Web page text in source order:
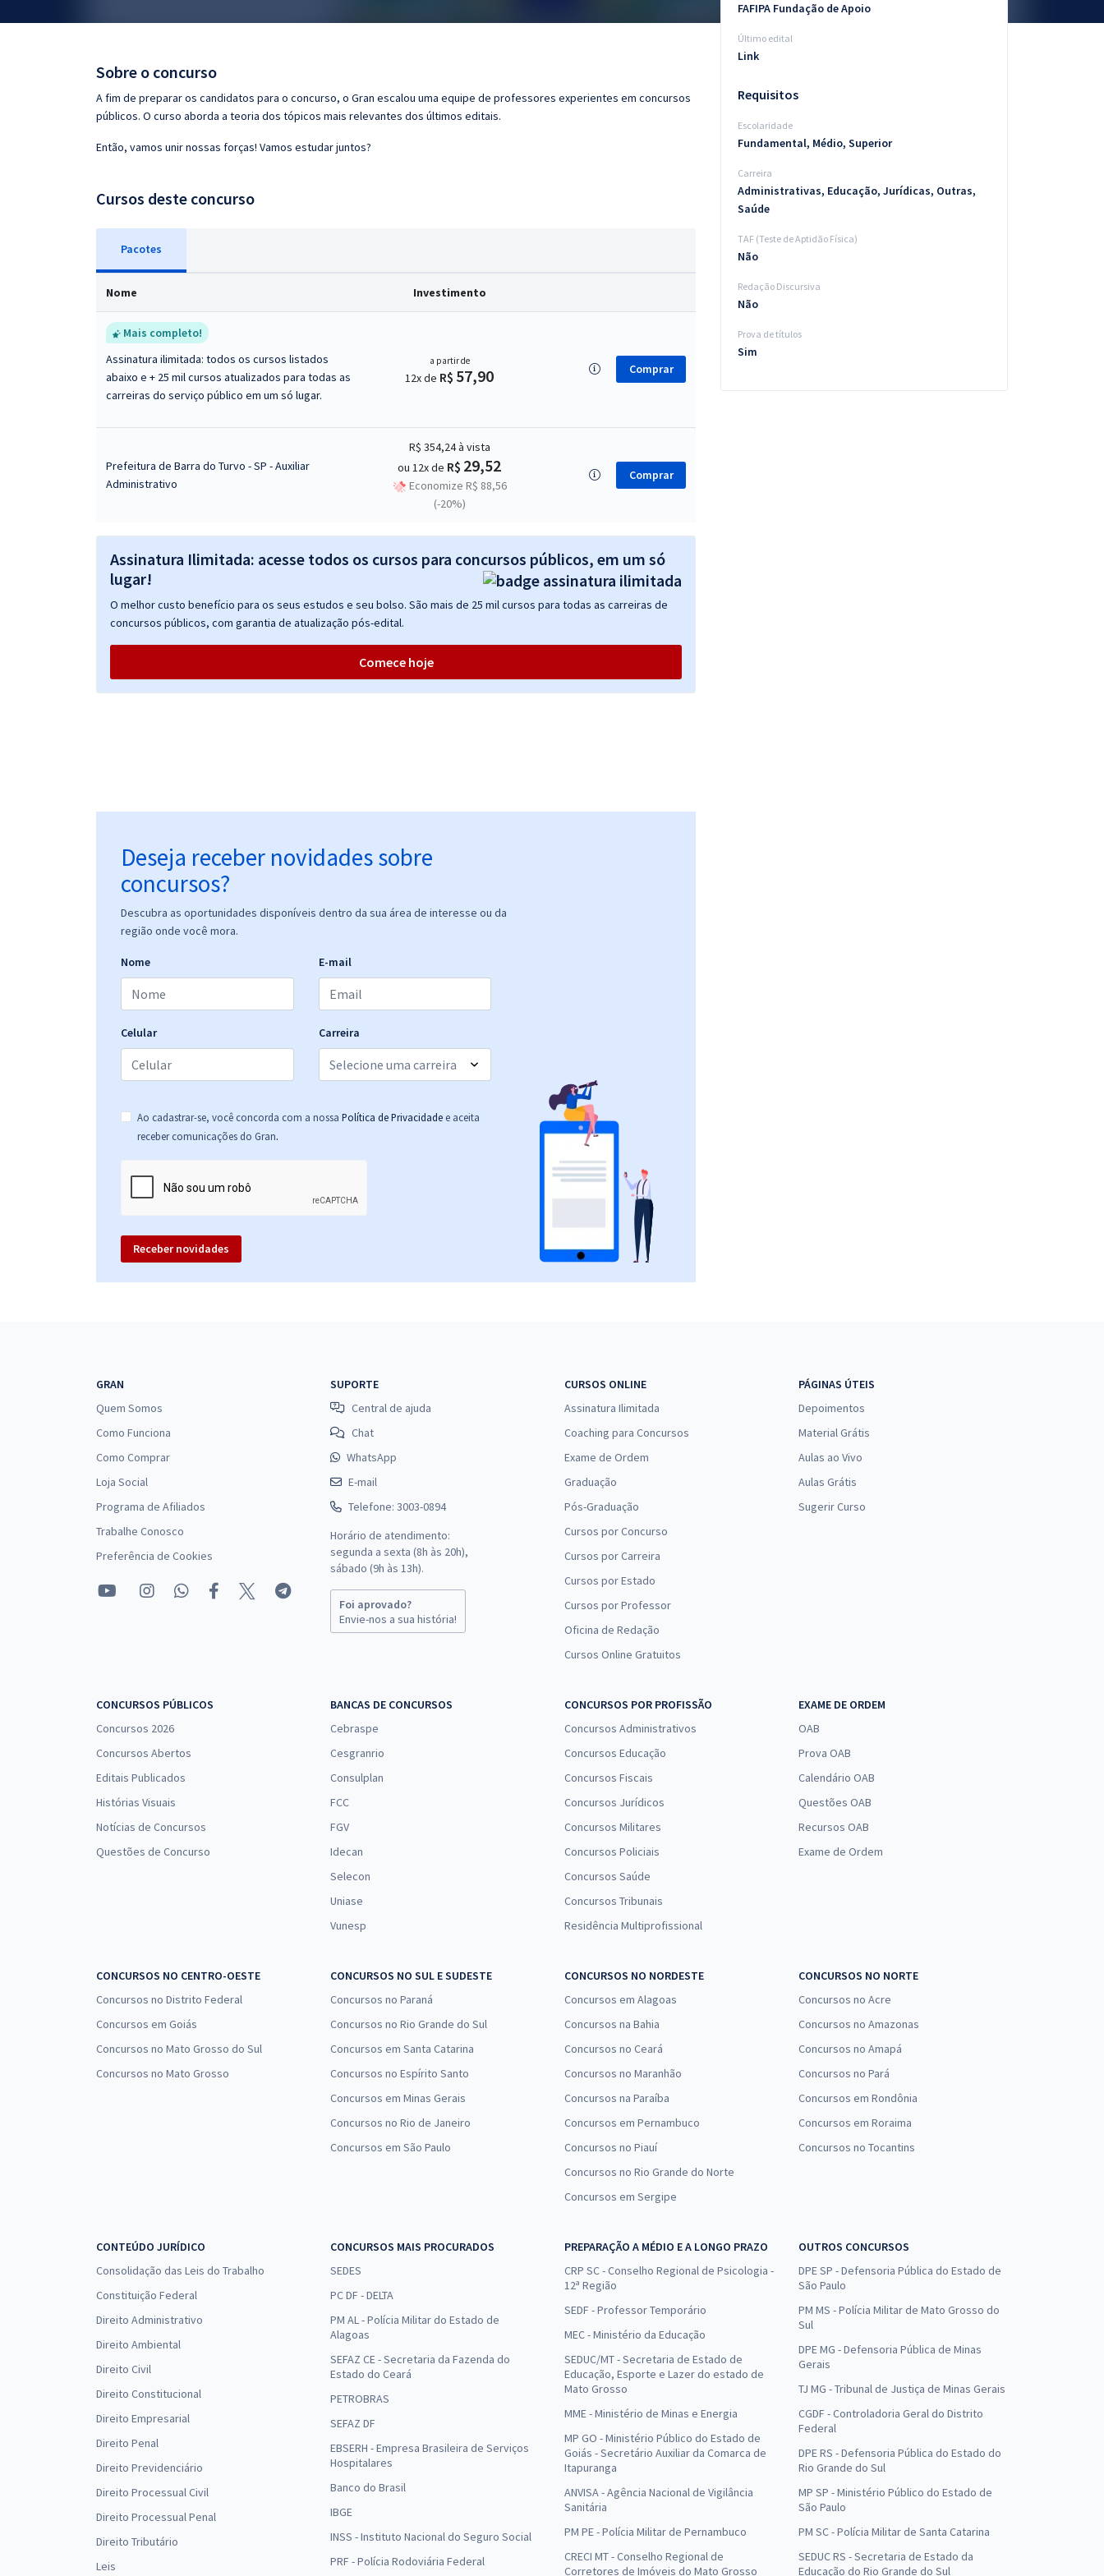
Conteúdo gratuito
Sobre o concurso
A fim de preparar os candidatos para o concurso, o Gran escalou uma equipe de professores experientes em concursos
públicos. O curso aborda a teoria dos tópicos mais relevantes dos últimos editais.
Então, vamos unir nossas forças! Vamos estudar juntos?
Cursos deste concurso
Pacotes
Nome Investimento
Mais completo!
Assinatura ilimitada: todos os cursos listados
abaixo e + 25 mil cursos atualizados para todas as
carreiras do serviço público em um só lugar.
a partir de
12x de R$ 57,90 Comprar
Prefeitura de Barra do Turvo - SP - Auxiliar
Administrativo
R$ 354,24à vista
ou 12x de R$ 29,52
Economize R$ 88,56
(-20%)
Comprar
Assinatura Ilimitada: acesse todos os cursos para concursos públicos, em um só
lugar!
O melhor custo benefício para os seus estudos e seu bolso. São mais de 25 mil cursos para todas as carreiras de
concursos públicos, com garantia de atualização pós-edital.
Comece hoje
Deseja receber novidades sobre
concursos?
Descubra as oportunidades disponíveis dentro da sua área de interesse ou da
região onde você mora.
Nome E-mail
Celular Carreira
Ao cadastrar-se, você concorda com a nossa Política de Privacidade e aceita
receber comunicações do Gran.
Receber novidades
FAFIPA Fundação de Apoio
Último edital
Link
Requisitos
Escolaridade
Fundamental, Médio, Superior
Carreira
Administrativas, Educação, Jurídicas, Outras,
Saúde
TAF (Teste de Aptidão Física)
Não
Redação Discursiva
Não
Prova de títulos
Sim
GRAN
Quem Somos
Como Funciona
Como Comprar
Loja Social
Programa de Afiliados
Trabalhe Conosco
Preferência de Cookies
SUPORTE
Central de ajuda
Chat
WhatsApp
E-mail
Telefone: 3003-0894
Horário de atendimento:
segunda a sexta (8h às 20h),
sábado (9h às 13h).
Foi aprovado?
Envie-nos a sua história!
CURSOS ONLINE
Assinatura Ilimitada
Coaching para Concursos
Exame de Ordem
Graduação
Pós-Graduação
Cursos por Concurso
Cursos por Carreira
Cursos por Estado
Cursos por Professor
Oficina de Redação
Cursos Online Gratuitos
PÁGINAS ÚTEIS
Depoimentos
Material Grátis
Aulas ao Vivo
Aulas Grátis
Sugerir Curso
CONCURSOS PÚBLICOS
Concursos 2026
Concursos Abertos
Editais Publicados
Histórias Visuais
Notícias de Concursos
Questões de Concurso
BANCAS DE CONCURSOS
Cebraspe
Cesgranrio
Consulplan
FCC
FGV
Idecan
Selecon
Uniase
Vunesp
CONCURSOS POR PROFISSÃO
Concursos Administrativos
Concursos Educação
Concursos Fiscais
Concursos Jurídicos
Concursos Militares
Concursos Policiais
Concursos Saúde
Concursos Tribunais
Residência Multiprofissional
EXAME DE ORDEM
OAB
Prova OAB
Calendário OAB
Questões OAB
Recursos OAB
Exame de Ordem
CONCURSOS NO CENTRO-OESTE
Concursos no Distrito Federal
Concursos em Goiás
Concursos no Mato Grosso do Sul
Concursos no Mato Grosso
CONCURSOS NO SUL E SUDESTE
Concursos no Paraná
Concursos no Rio Grande do Sul
Concursos em Santa Catarina
Concursos no Espírito Santo
Concursos em Minas Gerais
Concursos no Rio de Janeiro
Concursos em São Paulo
CONCURSOS NO NORDESTE
Concursos em Alagoas
Concursos na Bahia
Concursos no Ceará
Concursos no Maranhão
Concursos na Paraíba
Concursos em Pernambuco
Concursos no Piauí
Concursos no Rio Grande do Norte
Concursos em Sergipe
CONCURSOS NO NORTE
Concursos no Acre
Concursos no Amazonas
Concursos no Amapá
Concursos no Pará
Concursos em Rondônia
Concursos em Roraima
Concursos no Tocantins
CONTEÚDO JURÍDICO
Consolidação das Leis do Trabalho
Constituição Federal
Direito Administrativo
Direito Ambiental
Direito Civil
Direito Constitucional
Direito Empresarial
Direito Penal
Direito Previdenciário
Direito Processual Civil
Direito Processual Penal
Direito Tributário
Leis
CONCURSOS MAIS PROCURADOS
SEDES
PC DF - DELTA
PM AL - Polícia Militar do Estado de
Alagoas
SEFAZ CE - Secretaria da Fazenda do
Estado do Ceará
PETROBRAS
SEFAZ DF
EBSERH - Empresa Brasileira de Serviços
Hospitalares
Banco do Brasil
IBGE
INSS - Instituto Nacional do Seguro Social
PRF - Polícia Rodoviária Federal
PREPARAÇÃO A MÉDIO E A LONGO PRAZO
CRP SC - Conselho Regional de Psicologia -
12ª Região
SEDF - Professor Temporário
MEC - Ministério da Educação
SEDUC/MT - Secretaria de Estado de
Educação, Esporte e Lazer do estado de
Mato Grosso
MME - Ministério de Minas e Energia
MP GO - Ministério Público do Estado de
Goiás - Secretário Auxiliar da Comarca de
Itapuranga
ANVISA - Agência Nacional de Vigilância
Sanitária
PM PE - Polícia Militar de Pernambuco
CRECI MT - Conselho Regional de
Corretores de Imóveis do Mato Grosso
OUTROS CONCURSOS
DPE SP - Defensoria Pública do Estado de
São Paulo
PM MS - Polícia Militar de Mato Grosso do
Sul
DPE MG - Defensoria Pública de Minas
Gerais
TJ MG - Tribunal de Justiça de Minas Gerais
CGDF - Controladoria Geral do Distrito
Federal
DPE RS - Defensoria Pública do Estado do
Rio Grande do Sul
MP SP - Ministério Público do Estado de
São Paulo
PM SC - Polícia Militar de Santa Catarina
SEDUC RS - Secretaria de Estado da
Educação do Rio Grande do Sul